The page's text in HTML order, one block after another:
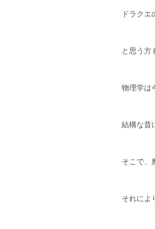
ドラクエ
と思う方
物理学は
結構な昔
そこで、
それによ